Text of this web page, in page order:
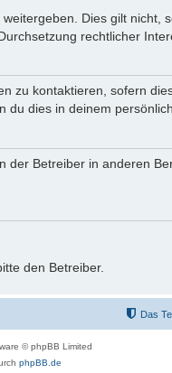
Dies gilt nicht,
rechtlicher
zu kontaktieren, sofern
dies in deinem
Betreiber in anderen
den Betreiber.
Das
© phpBB Limited
phpBB.de